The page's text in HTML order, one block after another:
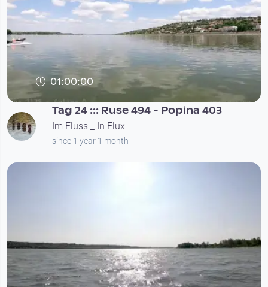
01:00:00
Tag 24 ::: Ruse 494 - Popina 403
Im Fluss _ In Flux
since 1 year 1 month